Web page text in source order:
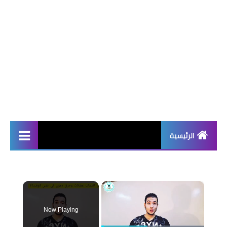
الرئيسية
إذاعات مدرسية | School
Radio
موضوعات تعبير | Essay
Topics
×
Now Playing